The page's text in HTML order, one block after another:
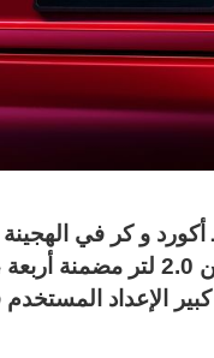
و كر في الهجينة
محرك بنزين أصغر من تلك الطرز
كبير الإعداد